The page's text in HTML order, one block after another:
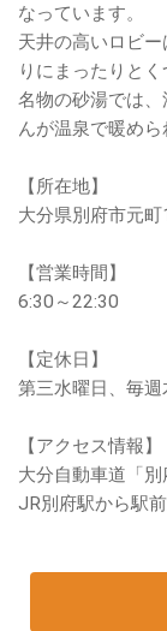
なっています。
天井の高いロビ
りにまったりと
名物の砂湯では
んが温泉で暖めら
【所在地】
大分県別府市元
【営業時間】
6:30～22:30
【定休日】
第三水曜日、毎週
【アクセス情報】
大分自動車道「
JR別府駅から駅